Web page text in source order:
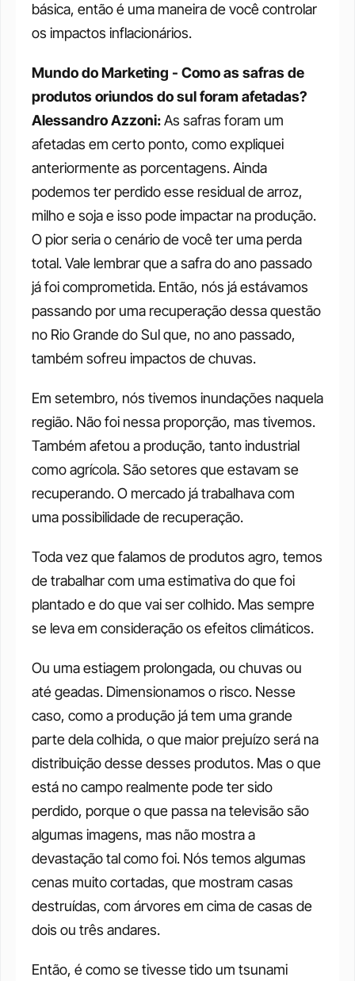
básica, então é uma maneira de você controlar
os impactos inflacionários.
Mundo do Marketing - Como as safras de
produtos oriundos do sul foram afetadas?
Alessandro Azzoni: As safras foram um
afetadas em certo ponto, como expliquei
anteriormente as porcentagens. Ainda
podemos ter perdido esse residual de arroz,
milho e soja e isso pode impactar na produção.
O pior seria o cenário de você ter uma perda
total. Vale lembrar que a safra do ano passado
já foi comprometida. Então, nós já estávamos
passando por uma recuperação dessa questão
no Rio Grande do Sul que, no ano passado,
também sofreu impactos de chuvas.
Em setembro, nós tivemos inundações naquela
região. Não foi nessa proporção, mas tivemos.
Também afetou a produção, tanto industrial
como agrícola. São setores que estavam se
recuperando. O mercado já trabalhava com
uma possibilidade de recuperação.
Toda vez que falamos de produtos agro, temos
de trabalhar com uma estimativa do que foi
plantado e do que vai ser colhido. Mas sempre
se leva em consideração os efeitos climáticos.
Ou uma estiagem prolongada, ou chuvas ou
até geadas. Dimensionamos o risco. Nesse
caso, como a produção já tem uma grande
parte dela colhida, o que maior prejuízo será na
distribuição desse desses produtos. Mas o que
está no campo realmente pode ter sido
perdido, porque o que passa na televisão são
algumas imagens, mas não mostra a
devastação tal como foi. Nós temos algumas
cenas muito cortadas, que mostram casas
destruídas, com árvores em cima de casas de
dois ou três andares.
Então, é como se tivesse tido um tsunami